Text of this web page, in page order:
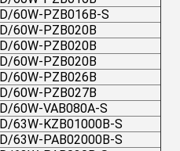
60W-PZB016B-S
60W-PZB020B
60W-PZB020B
60W-PZB020B
60W-PZB026B
60W-PZB027B
60W-VAB080A-S
63W-KZB01000B-S
63W-PAB02000B-S